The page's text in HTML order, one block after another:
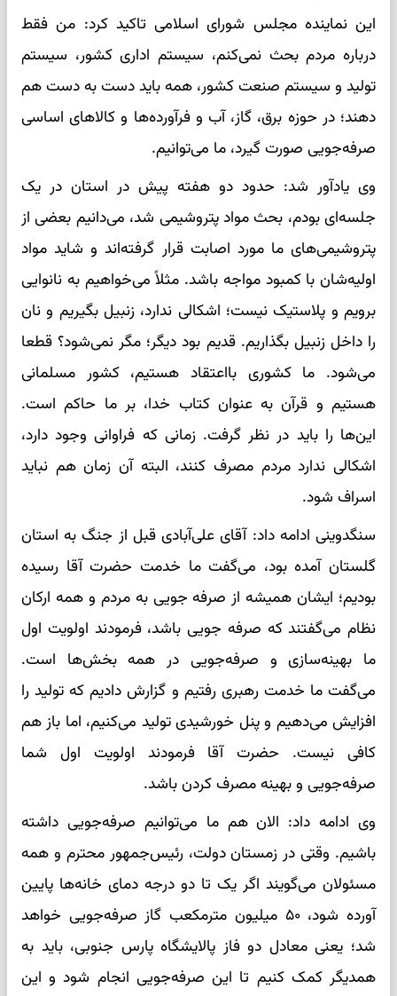
این نماینده مجلس شورای اسلامی تاکید کرد: من فقط
درباره مردم بحث نمی‌کنم، سیستم اداری کشور، سیستم
تولید و سیستم صنعت کشور، همه باید دست به دست هم
دهند؛ در حوزه برق، گاز، آب و فرآورده‌ها و کالاهای اساسی
صرفه‌جویی صورت گیرد، ما می‌توانیم.
وی یادآور شد: حدود دو هفته پیش در استان در یک
جلسه‌ای بودم، بحث مواد پتروشیمی شد، می‌دانیم بعضی از
پتروشیمی‌های ما مورد اصابت قرار گرفته‌اند و شاید مواد
اولیه‌شان با کمبود مواجه باشد. مثلاً می‌خواهیم به نانوایی
برویم و پلاستیک نیست؛ اشکالی ندارد، زنبیل بگیریم و نان
را داخل زنبیل بگذاریم. قدیم بود دیگر؛ مگر نمی‌شود؟ قطعا
می‌شود. ما کشوری بااعتقاد هستیم، کشور مسلمانی
هستیم و قرآن به عنوان کتاب خدا، بر ما حاکم است.
این‌ها را باید در نظر گرفت. زمانی که فراوانی وجود دارد،
اشکالی ندارد مردم مصرف کنند، البته آن زمان هم نباید
اسراف شود.
سنگدوینی ادامه داد: آقای علی‌آبادی قبل از جنگ به استان
گلستان آمده بود، می‌گفت ما خدمت حضرت آقا رسیده
بودیم؛ ایشان همیشه از صرفه جویی به مردم و همه ارکان
نظام می‌گفتند که صرفه جویی باشد، فرمودند اولویت اول
ما بهینه‌سازی و صرفه‌جویی در همه بخش‌ها است.
می‌گفت ما خدمت رهبری رفتیم و گزارش دادیم که تولید را
افزایش می‌دهیم و پنل خورشیدی تولید می‌کنیم، اما باز هم
کافی نیست. حضرت آقا فرمودند اولویت اول شما
صرفه‌جویی و بهینه مصرف کردن باشد.
وی ادامه داد: الان هم ما می‌توانیم صرفه‌جویی داشته
باشیم. وقتی در زمستان دولت، رئیس‌جمهور محترم و همه
مسئولان می‌گویند اگر یک تا دو درجه دمای خانه‌ها پایین
آورده شود، ۵۰ میلیون مترمکعب گاز صرفه‌جویی خواهد
شد؛ یعنی معادل دو فاز پالایشگاه پارس جنوبی، باید به
همدیگر کمک کنیم تا این صرفه‌جویی انجام شود و این